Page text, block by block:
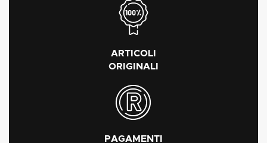
ARTICOLI
ORIGINALI
PAGAMENTI